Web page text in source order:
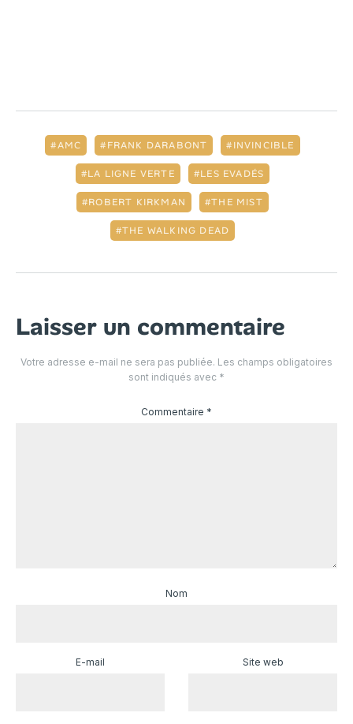
AMC FRANK DARABONT INVINCIBLE
LA LIGNE VERTE LES EVADÉS
ROBERT KIRKMAN THE MIST
THE WALKING DEAD
Laisser un commentaire
Votre adresse e-mail ne sera pas publiée. Les champs obligatoires
sont indiqués avec *
Commentaire *
Nom
E-mail Site web